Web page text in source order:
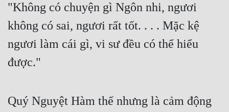
"Không có chuyện gì Ngôn nhi, ngươi
không có sai, ngươi rất tốt. . . . Mặc kệ
ngươi làm cái gì, vi sư đều có thể hiểu
được."
Quý Nguyệt Hàm thế nhưng là cảm động